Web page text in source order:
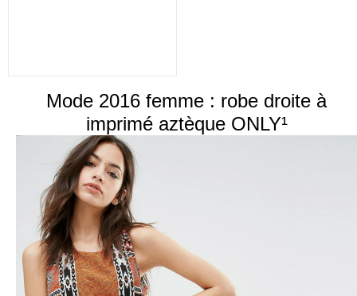
Mode 2016 femme : robe droite à
imprimé aztèque ONLY¹